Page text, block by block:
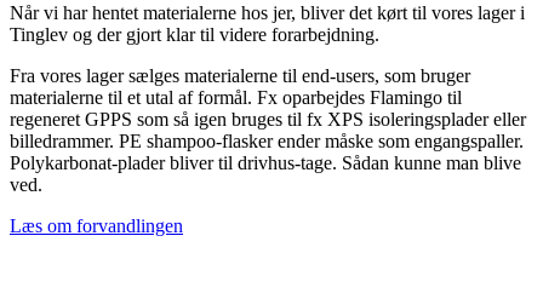
Når vi har hentet materialerne hos jer, bliver det kørt til vores lager i
Tinglev og der gjort klar til videre forarbejdning.
Fra vores lager sælges materialerne til end-users, som bruger
materialerne til et utal af formål. Fx oparbejdes Flamingo til
regeneret GPPS som så igen bruges til fx XPS isoleringsplader eller
billedrammer. PE shampoo-flasker ender måske som engangspaller.
Polykarbonat-plader bliver til drivhus-tage. Sådan kunne man blive
ved.
Læs om forvandlingen